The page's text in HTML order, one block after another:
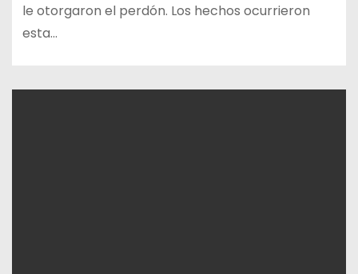
le otorgaron el perdón. Los hechos ocurrieron
esta…